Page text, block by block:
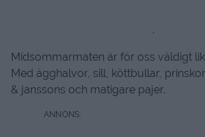
.
Midsommarmaten är för oss väldigt
Med ägghalvor, sill, köttbullar,
& janssons och matigare pajer.